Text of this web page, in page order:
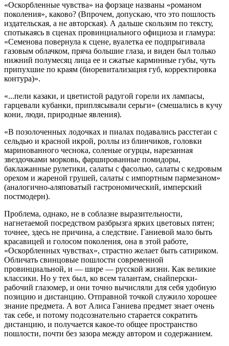
«Оскорбленные чувства» на форзаце названы «романом
поколения», каково? (Впрочем, допускаю, что это пошлость
издательская, а не авторская). А дальше скользим по тексту,
спотыкаясь в сценах провинциального официоза и гламура:
«Семенова повернула к сцене, вуалетка ее подпрыгивала
газовым облачком, пряча большие глаза, и виден был только
нижний полумесяц лица ее и сжатые карминные губы, чуть
припухшие по краям (биоревитализация губ, корректировка
контура)».
«...пели казаки, и цветистой радугой горели их лампасы,
гарцевали кубанки, приплясывали серьги» (смешались в кучу
кони, люди, природные явления).
«В позолоченных лодочках и пиалах подавались расстегаи с
сельдью и красной икрой, роллы из блинчиков, головки
маринованного чеснока, соленые огурцы, нарезанная
звездочками морковь, фаршированные помидоры,
баклажанные рулетики, салаты с фасолью, салаты с кедровым
орехом и жареной грушей, салаты с импортным пармезаном»
(аналогично-аляповатый гастрономический, имперский
постмодерн).
Проблема, однако, не в соблазне выразительности,
нагнетаемой посредством разбрызга ярких цветовых пятен;
точнее, здесь не причина, а следствие. Ганиевой мало быть
красавицей и голосом поколения, она в этой работе,
«Оскорбленных чувствах», страстно желает быть сатириком.
Обличать свинцовые пошлости современной
провинциальной, и — шире — русской жизни. Как великие
классики. Но у тех был, ко всем талантам, снайперски-
рабочий глазомер, и они точно вычисляли для себя удобную
позицию и дистанцию. Отправной точкой служило хорошее
знание предмета. А вот Алиса Ганиева предмет знает очень
так себе, и потому подсознательно старается сократить
дистанцию, и получается какое-то общее пространство
пошлости, почти без зазора между автором и содержанием.